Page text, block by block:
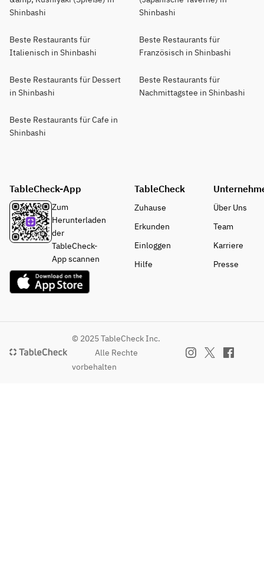
Shinbashi
Shinbashi
Beste Restaurants für
Italienisch in Shinbashi
Beste Restaurants für
Französisch in Shinbashi
Beste Restaurants für Dessert
in Shinbashi
Beste Restaurants für
Nachmittagstee in Shinbashi
Beste Restaurants für Cafe in
Shinbashi
TableCheck-App
Zum
Herunterladen
der
TableCheck-
App scannen
TableCheck
Zuhause
Erkunden
Einloggen
Hilfe
Über Uns
Team
Karriere
Presse
© 2025 TableCheck Inc.
Alle Rechte
vorbehalten